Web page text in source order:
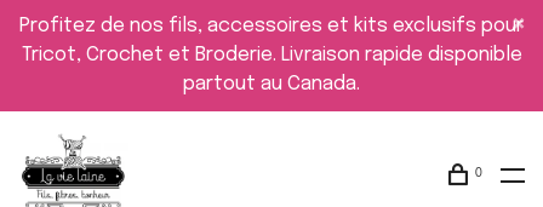
Profitez de nos fils, accessoires et kits exclusifs pour
Tricot, Crochet et Broderie. Livraison rapide disponible
partout au Canada.
0